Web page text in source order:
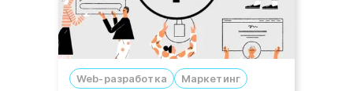
Web-разработка Маркетинг